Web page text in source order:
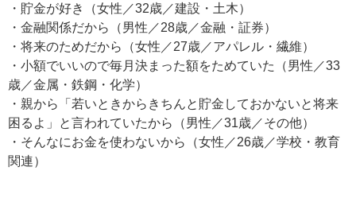
・貯金が好き（女性／32歳／建設・土木）
・金融関係だから（男性／28歳／金融・証券）
・将来のためだから（女性／27歳／アパレル・繊維）
・小額でいいので毎月決まった額をためていた（男性／33
歳／金属・鉄鋼・化学）
・親から「若いときからきちんと貯金しておかないと将来
困るよ」と言われていたから（男性／31歳／その他）
・そんなにお金を使わないから（女性／26歳／学校・教育
関連）